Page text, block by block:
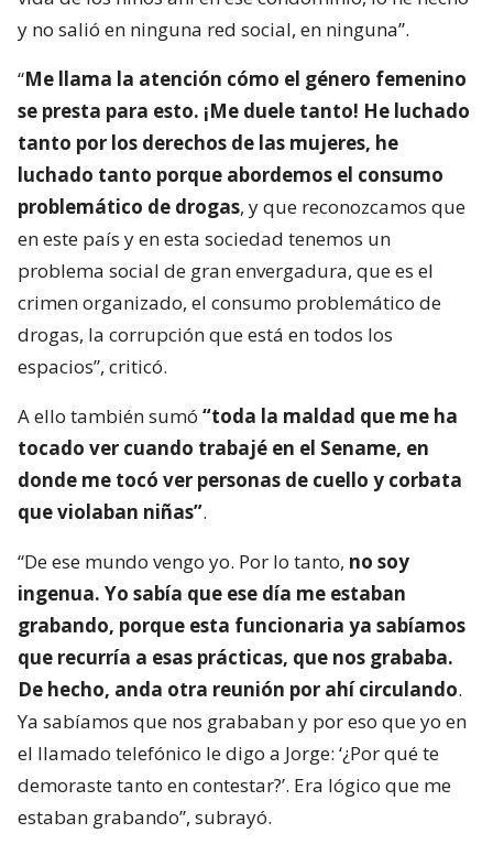
y no salió en ninguna red social, en ninguna”.
“Me llama la atención cómo el género femenino
se presta para esto. ¡Me duele tanto! He luchado
tanto por los derechos de las mujeres, he
luchado tanto porque abordemos el consumo
problemático de drogas, y que reconozcamos que
en este país y en esta sociedad tenemos un
problema social de gran envergadura, que es el
crimen organizado, el consumo problemático de
drogas, la corrupción que está en todos los
espacios”, criticó.
A ello también sumó “toda la maldad que me ha
tocado ver cuando trabajé en el Sename, en
donde me tocó ver personas de cuello y corbata
que violaban niñas”.
“De ese mundo vengo yo. Por lo tanto, no soy
ingenua. Yo sabía que ese día me estaban
grabando, porque esta funcionaria ya sabíamos
que recurría a esas prácticas, que nos grababa.
De hecho, anda otra reunión por ahí circulando.
Ya sabíamos que nos grababan y por eso que yo en
el llamado telefónico le digo a Jorge: ‘¿Por qué te
demoraste tanto en contestar?’. Era lógico que me
estaban grabando”, subrayó.